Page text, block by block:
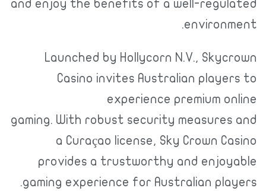
and enjoy the benefits of a well-regulated
environment.
Launched by Hollycorn N.V., Skycrown
Casino invites Australian players to
experience premium online
gaming. With robust security measures and
a Curaçao license, Sky Crown Casino
provides a trustworthy and enjoyable
gaming experience for Australian players.